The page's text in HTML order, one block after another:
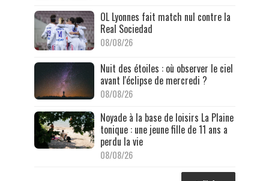
OL Lyonnes fait match nul contre la
Real Sociedad
08/08/26
Nuit des étoiles : où observer le ciel
avant l'éclipse de mercredi ?
08/08/26
Noyade à la base de loisirs La Plaine
tonique : une jeune fille de 11 ans a
perdu la vie
08/08/26